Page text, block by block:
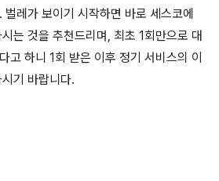
레가 보이기 시작하면 바로 세스코에
는 것을 추천드리며, 최초 1회만으로 대
고 하니 1회 받은 이후 정기 서비스의 이
기 바랍니다.